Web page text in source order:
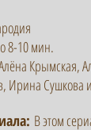
8-10 мин.
Крымская,
Ирина Сушкова
В этом